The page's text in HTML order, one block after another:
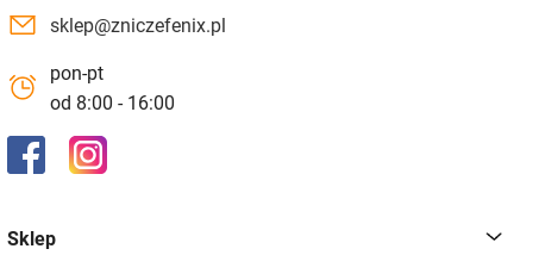
sklep@zniczefenix.pl
pon-pt
od 8:00 - 16:00
Sklep